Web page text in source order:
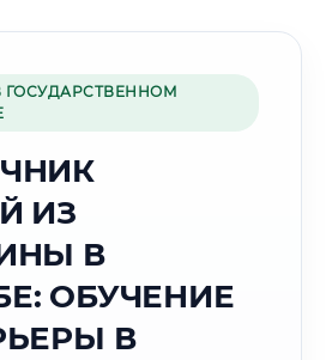
🏔️
Г. ДУШАНБЕ
местное время:
7 Августа
ИЗ
В
ОБУЧЕНИЕ
В